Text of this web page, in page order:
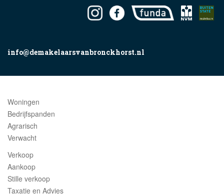
info@demakelaarsvanbronckhorst.nl
Woningen
Bedrijfspanden
Agrarisch
Verwacht
Verkoop
Aankoop
Stille verkoop
Taxatie en Advies